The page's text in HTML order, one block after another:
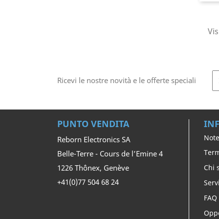
Ricevi le nostre novità e le offerte speciali
PUNTO VENDITA
Reborn Electronics SA
Belle-Terre - Cours de l’Emine 4
1226 Thônex, Genève
+41(0)77 504 68 24
Chi
FAQ